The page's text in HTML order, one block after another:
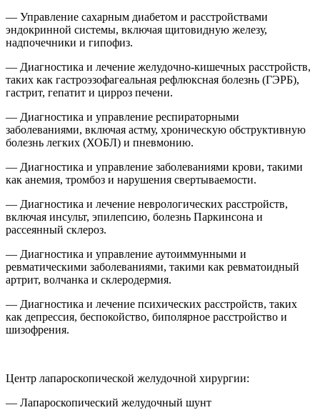
— Управление сахарным диабетом и расстройствами
эндокринной системы, включая щитовидную железу,
надпочечники и гипофиз.
— Диагностика и лечение желудочно-кишечных расстройств,
таких как гастроэзофагеальная рефлюксная болезнь (ГЭРБ),
гастрит, гепатит и цирроз печени.
— Диагностика и управление респираторными
заболеваниями, включая астму, хроническую обструктивную
болезнь легких (ХОБЛ) и пневмонию.
— Диагностика и управление заболеваниями крови, такими
как анемия, тромбоз и нарушения свертываемости.
— Диагностика и лечение неврологических расстройств,
включая инсульт, эпилепсию, болезнь Паркинсона и
рассеянный склероз.
— Диагностика и управление аутоиммунными и
ревматическими заболеваниями, такими как ревматоидный
артрит, волчанка и склеродермия.
— Диагностика и лечение психических расстройств, таких
как депрессия, беспокойство, биполярное расстройство и
шизофрения.
Центр лапароскопической желудочной хирургии:
— Лапароскопический желудочный шунт